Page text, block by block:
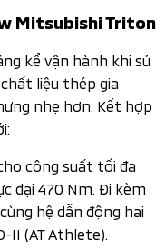
Max Cool và cửa gió
vị trí chứa đồ tiện lợi